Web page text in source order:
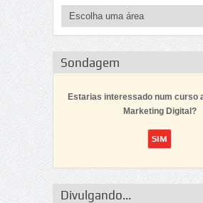
Sondagem
Estarias interessado num curso
Marketing Digital?
Divulgando...